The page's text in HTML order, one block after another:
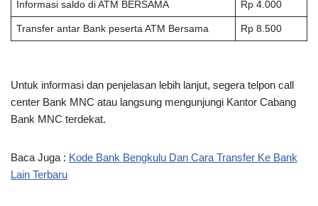
Informasi saldo di ATM BERSAMA Rp 4.000
Transfer antar Bank peserta ATM Bersama Rp 8.500
Untuk informasi dan penjelasan lebih lanjut, segera telpon call
center Bank MNC atau langsung mengunjungi Kantor Cabang
Bank MNC terdekat.
Baca Juga : Kode Bank Bengkulu Dan Cara Transfer Ke Bank
Lain Terbaru